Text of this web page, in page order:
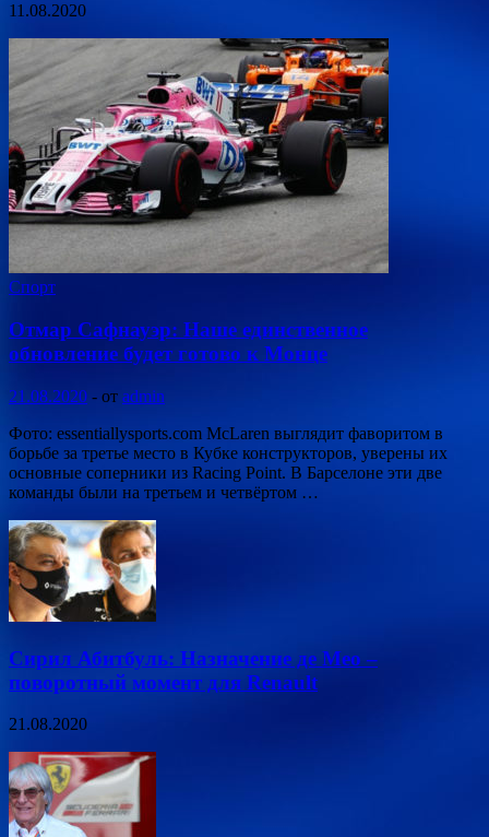
11.08.2020
Спорт
Отмар Сафнауэр: Наше единственное
обновление будет готово к Монце
21.08.2020 - от admin
Фото: essentiallysports.com McLaren выглядит фаворитом в
борьбе за третье место в Кубке конструкторов, уверены их
основные соперники из Racing Point. В Барселоне эти две
команды были на третьем и четвёртом …
Сирил Абитбуль: Назначение де Мео –
поворотный момент для Renault
21.08.2020